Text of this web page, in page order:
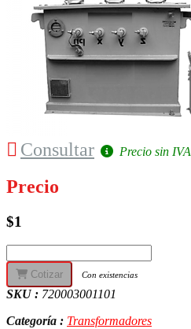
Consultar Precio sin IVA
Precio
$1
Cotizar Con existencias
SKU : 720003001101
Categoría : Transformadores